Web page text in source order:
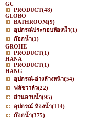
GC
PRODUCT(48)
GLOBO
BATHROOM(9)
อุปกรณ์ประกอบห้องน้ำ(1)
ก๊อกน้ำ(1)
GROHE
PRODUCT(1)
HANA
PRODUCT(1)
HANG
อุปกรณ์-อ่างล้างหน้า(54)
ฟลัชวาล์ว(22)
ส่วนอาบน้ำ(95)
อุปกรณ์-ห้องน้ำ(114)
ก๊อกน้ำ(375)